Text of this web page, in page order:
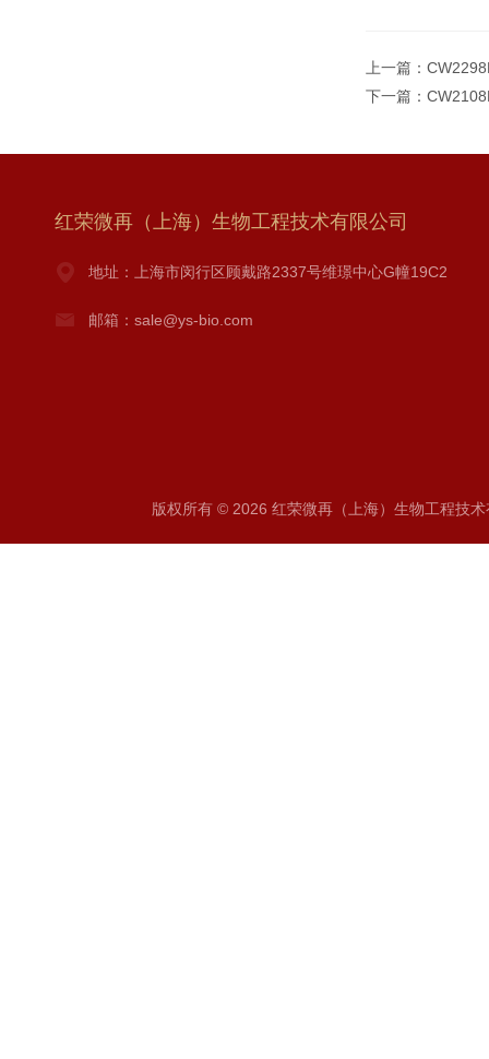
上一篇：
下一篇：
红荣微再（上海）生物工程技术有限公司
地址：上海市闵行区顾戴路2337号维璟中心G幢19C2
邮箱：sale@ys-bio.com
版权所有 © 2026 红荣微再（上海）生物工程技